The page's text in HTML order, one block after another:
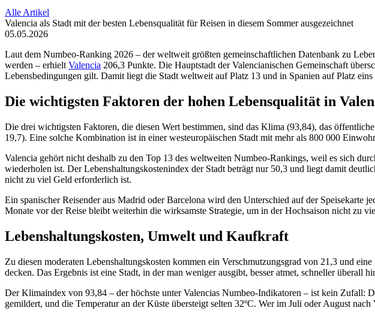
Alle Artikel
Valencia als Stadt mit der besten Lebensqualität für Reisen in diesem Sommer ausgezeichnet
05.05.2026
Laut dem Numbeo-Ranking 2026 – der weltweit größten gemeinschaftlichen Datenbank zu
werden – erhielt Valencia 206,3 Punkte. Die Hauptstadt der Valencianischen Gemeinschaft
Lebensbedingungen gilt. Damit liegt die Stadt weltweit auf Platz 13 und in Spanien auf Platz
Die wichtigsten Faktoren der hohen Lebensqualität in
Die drei wichtigsten Faktoren, die diesen Wert bestimmen, sind das Klima (93,84), das
19,7). Eine solche Kombination ist in einer westeuropäischen Stadt mit mehr als 800 000
Valencia gehört nicht deshalb zu den Top 13 des weltweiten Numbeo-Rankings, weil es sich
wiederholen ist. Der Lebenshaltungskostenindex der Stadt beträgt nur 50,3 und liegt damit
nicht zu viel Geld erforderlich ist.
Ein spanischer Reisender aus Madrid oder Barcelona wird den Unterschied auf der
Monate vor der Reise bleibt weiterhin die wirksamste Strategie, um in der Hochsaison nicht zu
Lebenshaltungskosten, Umwelt und Kaufkraft
Zu diesen moderaten Lebenshaltungskosten kommen ein Verschmutzungsgrad von 21,3 und
decken. Das Ergebnis ist eine Stadt, in der man weniger ausgibt, besser atmet, schneller überall
Der Klimaindex von 93,84 – der höchste unter Valencias Numbeo-Indikatoren – ist kein Zufall:
gemildert, und die Temperatur an der Küste übersteigt selten 32ºC. Wer im Juli oder August